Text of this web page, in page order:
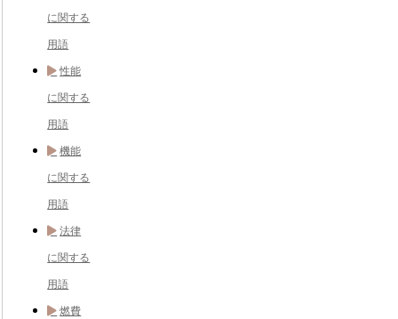
に関する
用語
性能
に関する
用語
機能
に関する
用語
法律
に関する
用語
燃費